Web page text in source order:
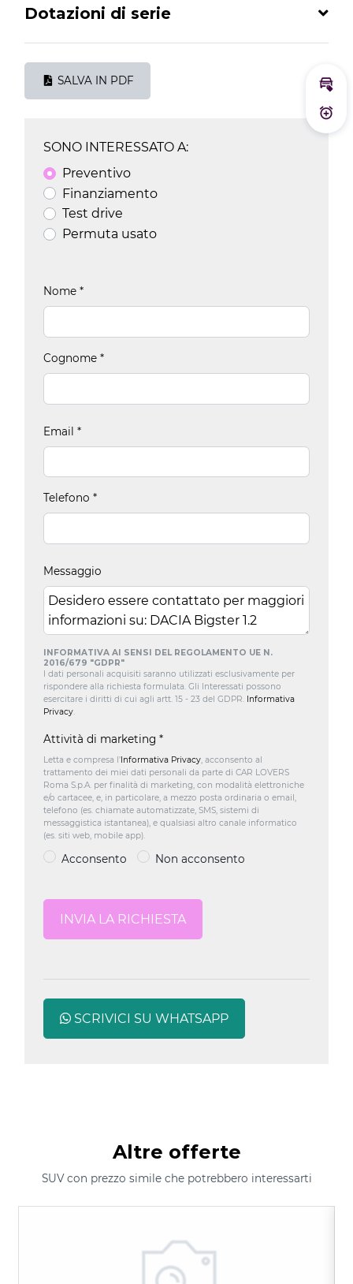
Dotazioni di serie
SALVA IN PDF
SONO INTERESSATO A:
Preventivo
Finanziamento
Test drive
Permuta usato
Nome *
Cognome *
Email *
Telefono *
Messaggio
INFORMATIVA AI SENSI DEL REGOLAMENTO UE N.
2016/679 "GDPR"
I dati personali acquisiti saranno utilizzati esclusivamente per
rispondere alla richiesta formulata. Gli Interessati possono
esercitare i diritti di cui agli artt. 15 - 23 del GDPR. Informativa
Privacy.
Attività di marketing *
Letta e compresa l’Informativa Privacy, acconsento al
trattamento dei miei dati personali da parte di CAR LOVERS
Roma S.p.A. per finalità di marketing, con modalità elettroniche
e/o cartacee, e, in particolare, a mezzo posta ordinaria o email,
telefono (es. chiamate automatizzate, SMS, sistemi di
messaggistica istantanea), e qualsiasi altro canale informatico
(es. siti web, mobile app).
Acconsento Non acconsento
SCRIVICI SU WHATSAPP
Altre offerte
SUV con prezzo simile che potrebbero interessarti